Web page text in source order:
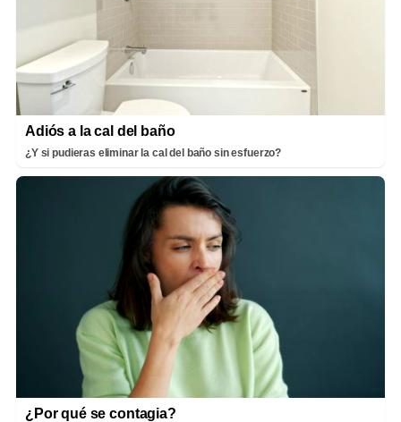
Adiós a la cal del baño
¿Y si pudieras eliminar la cal del baño sin esfuerzo?
¿Por qué se contagia?